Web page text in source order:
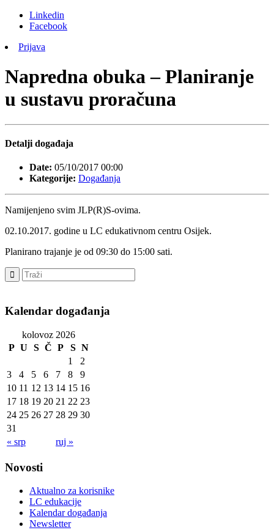
Linkedin
Facebook
Prijava
Napredna obuka – Planiranje
u sustavu proračuna
Detalji događaja
Date: 05/10/2017 00:00
Kategorije: Događanja
Namijenjeno svim JLP(R)S-ovima.
02.10.2017. godine u LC edukativnom centru Osijek.
Planirano trajanje je od 09:30 do 15:00 sati.
Kalendar događanja
kolovoz 2026
P U S Č P S N
1
2
3
4 5 6 7 8
9
10 11 12 13 14 15 16
17 18 19 20 21 22 23
24 25 26 27 28 29 30
31
« srp
ruj »
Novosti
Aktualno za korisnike
LC edukacije
Kalendar događanja
Newsletter